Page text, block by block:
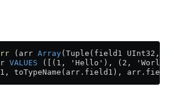
(arr Array(Tuple(field1 UInt32,
VALUES ([(1, 'Hello'), (2,
, toTypeName( arr . field1 ), arr . field2